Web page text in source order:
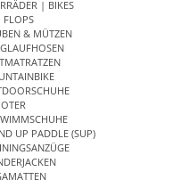
| BIKES
FLOPS
& MÜTZEN
UP PADDLE (SUP)